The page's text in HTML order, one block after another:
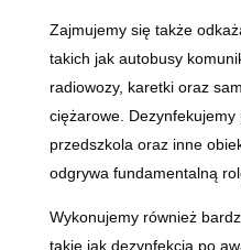
Zajmujemy się także
takich jak autobusy
radiowozy, karetki oraz
ciężarowe. Dezynfekujemy
przedszkola oraz inne
odgrywa fundamentalną
Wykonujemy również
takie jak dezynfekcja po